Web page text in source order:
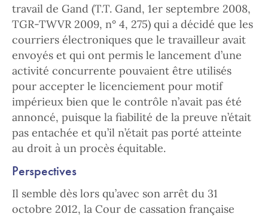
travail de Gand (T.T. Gand, 1er septembre 2008,
TGR-TWVR 2009, n° 4, 275) qui a décidé que les
courriers électroniques que le travailleur avait
envoyés et qui ont permis le lancement d’une
activité concurrente pouvaient être utilisés
pour accepter le licenciement pour motif
impérieux bien que le contrôle n’avait pas été
annoncé, puisque la fiabilité de la preuve n’était
pas entachée et qu’il n’était pas porté atteinte
au droit à un procès équitable.
Perspectives
Il semble dès lors qu’avec son arrêt du 31
octobre 2012, la Cour de cassation française